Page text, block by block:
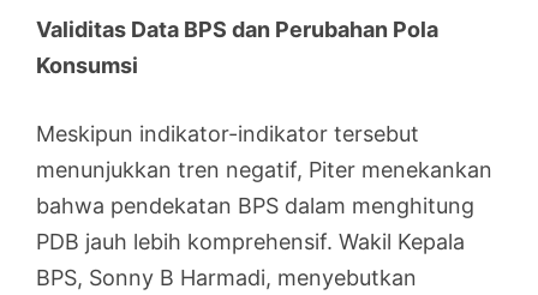
Validitas Data BPS dan Perubahan Pola
Konsumsi
Meskipun indikator-indikator tersebut
menunjukkan tren negatif, Piter menekankan
bahwa pendekatan BPS dalam menghitung
PDB jauh lebih komprehensif. Wakil Kepala
BPS, Sonny B Harmadi, menyebutkan